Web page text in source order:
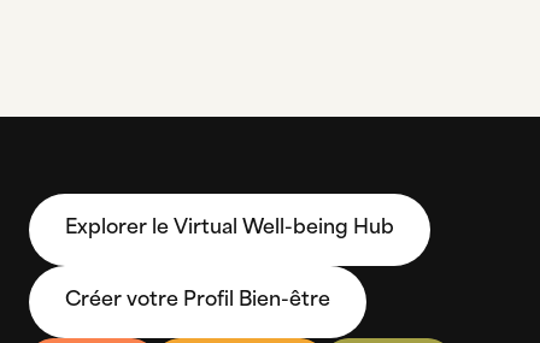
Explorer le Virtual Well-being Hub
Créer votre Profil Bien-être